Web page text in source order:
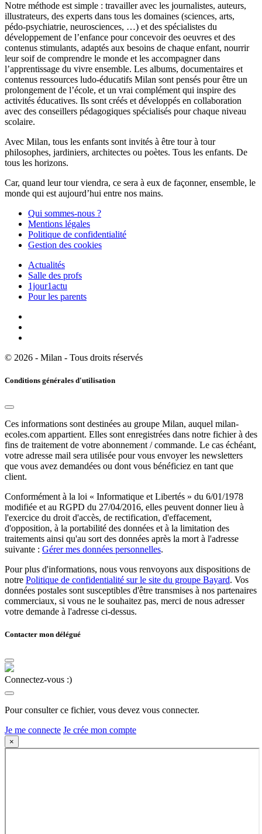
Notre méthode est simple : travailler avec les journalistes, auteurs,
illustrateurs, des experts dans tous les domaines (sciences, arts,
pédo-psychiatrie, neurosciences, …) et des spécialistes du
développement de l’enfance pour concevoir des oeuvres et des
contenus stimulants, adaptés aux besoins de chaque enfant, nourrir
leur soif de comprendre le monde et les accompagner dans
l’apprentissage du vivre ensemble. Les albums, documentaires et
contenus ressources ludo-éducatifs Milan sont pensés pour être un
prolongement de l’école, et un vrai complément qui inspire des
activités éducatives. Ils sont créés et développés en collaboration
avec des conseillers pédagogiques spécialisés pour chaque niveau
scolaire.
Avec Milan, tous les enfants sont invités à être tour à tour
philosophes, jardiniers, architectes ou poètes. Tous les enfants. De
tous les horizons.
Car, quand leur tour viendra, ce sera à eux de façonner, ensemble, le
monde qui est aujourd’hui entre nos mains.
Qui sommes-nous ?
Mentions légales
Politique de confidentialité
Gestion des cookies
Actualités
Salle des profs
1jour1actu
Pour les parents
© 2026 - Milan - Tous droits réservés
Conditions générales d'utilisation
Ces informations sont destinées au groupe Milan, auquel milan-
ecoles.com appartient. Elles sont enregistrées dans notre fichier à des
fins de traitement de votre abonnement / commande. Le cas échéant,
votre adresse mail sera utilisée pour vous envoyer les newsletters
que vous avez demandées ou dont vous bénéficiez en tant que
client.
Conformément à la loi « Informatique et Libertés » du 6/01/1978
modifiée et au RGPD du 27/04/2016, elles peuvent donner lieu à
l'exercice du droit d'accès, de rectification, d'effacement,
d'opposition, à la portabilité des données et à la limitation des
traitements ainsi qu'au sort des données après la mort à l'adresse
suivante : Gérer mes données personnelles.
Pour plus d'informations, nous vous renvoyons aux dispositions de
notre Politique de confidentialité sur le site du groupe Bayard. Vos
données postales sont susceptibles d'être transmises à nos partenaires
commerciaux, si vous ne le souhaitez pas, merci de nous adresser
votre demande à l'adresse ci-dessus.
Contacter mon délégué
Connectez-vous :)
Pour consulter ce fichier, vous devez vous connecter.
Je me connecte Je crée mon compte
×